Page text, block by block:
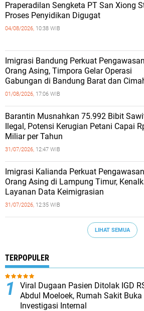
Praperadilan Sengketa PT San Xiong
Proses Penyidikan Digugat
04/08/2026, 10:38 WIB
Imigrasi Bandung Perkuat Pengawasan
Orang Asing, Timpora Gelar Operasi
Gabungan di Bandung Barat dan
01/08/2026, 17:06 WIB
Barantin Musnahkan 75.992 Bibit
Ilegal, Potensi Kerugian Petani Capai
Miliar per Tahun
31/07/2026, 12:47 WIB
Imigrasi Kalianda Perkuat Pengawasan
Orang Asing di Lampung Timur,
Layanan Data Keimigrasian
31/07/2026, 12:35 WIB
LIHAT SEMUA
TERPOPULER
Viral Dugaan Pasien Ditolak IGD
Abdul Moeloek, Rumah Sakit Buka
Investigasi Internal